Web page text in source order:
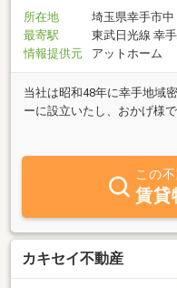
所在地
埼玉県幸手市中
最寄駅
東武日光線 幸
情報提供元
アットホーム
当社は昭和48年に幸手地域
ーに設立いたし、おかげ様
ができました。此度、法人
に加盟しておりますのでネ
タッフが親切丁寧にご対応
ー内なので電車でのアクセ
だけ沿った物件をお探しい
い。
この
賃貸
カキセイ不動産